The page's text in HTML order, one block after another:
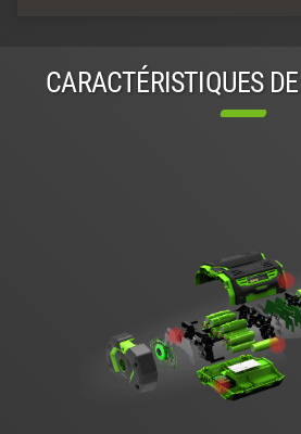
CARACTÉRISTIQUES